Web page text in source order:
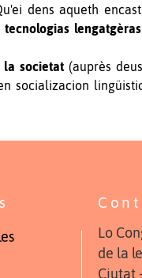
dens aqueth
tecnologias lengatgèras
la societat(auprès
socializacion
Lo
de la
Ciutat